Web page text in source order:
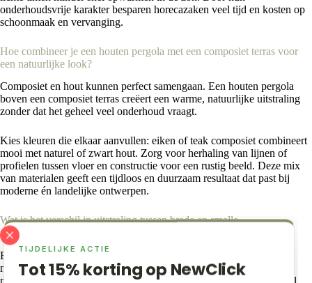
TIJDELIJKE ACTIE
Tot 15% korting op NewClick
onderhoudsvrije karakter besparen horecazaken veel tijd en kosten op
schoonmaak en vervanging.
Hoe combineer je een houten pergola met een composiet terras voor
een natuurlijke look?
Composiet en hout kunnen perfect samengaan. Een houten pergola
boven een composiet terras creëert een warme, natuurlijke uitstraling
zonder dat het geheel veel onderhoud vraagt.
Kies kleuren die elkaar aanvullen: eiken of teak composiet combineert
mooi met naturel of zwart hout. Zorg voor herhaling van lijnen of
profielen tussen vloer en constructie voor een rustig beeld. Deze mix
van materialen geeft een tijdloos en duurzaam resultaat dat past bij
moderne én landelijke ontwerpen.
Wat is het verschil in uitstraling tussen brede en smalle
vlonderplanken?
Brede vlonderplanken zorgen voor een rustig, modern geheel met
minder naden, terwijl smalle planken juist een klassiek en verfijnd